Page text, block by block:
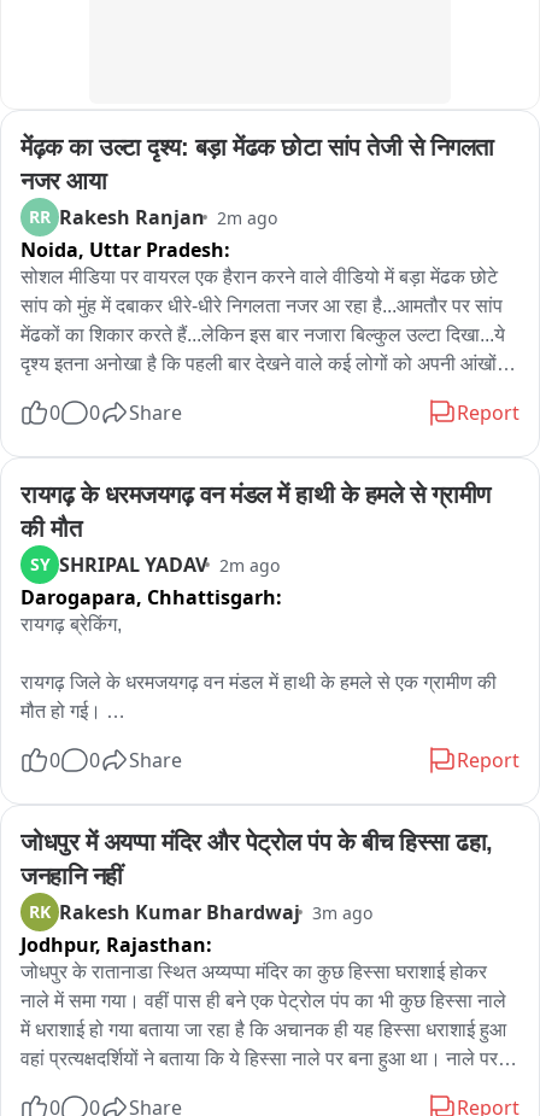
मेंढ़क का उल्टा दृश्य: बड़ा मेंढक छोटा सांप तेजी से निगलता
नजर आया
RR Rakesh Ranjan 2m ago
Noida, Uttar Pradesh:
सोशल मीडिया पर वायरल एक हैरान करने वाले वीडियो में बड़ा मेंढक छोटे
सांप को मुंह में दबाकर धीरे-धीरे निगलता नजर आ रहा है...आमतौर पर सांप
मेंढकों का शिकार करते हैं...लेकिन इस बार नजारा बिल्कुल उल्टा दिखा...ये
दृश्य इतना अनोखा है कि पहली बार देखने वाले कई लोगों को अपनी आंखों पर
प्रकृति ने फिर किया हैरान
0 0 Share Report
रायगढ़ के धरमजयगढ़ वन मंडल में हाथी के हमले से ग्रामीण
की मौत
SY SHRIPAL YADAV 2m ago
Darogapara, Chhattisgarh:
रायगढ़ ब्रेकिंग,
रायगढ़ जिले के धरमजयगढ़ वन मंडल में हाथी के हमले से एक ग्रामीण की
मौत हो गई।
घटना बाकारुमा रेंज क्षेत्र की बताई जा रही है। जंगल से हाथी के बस्ती में
हमला कर दिया।
मृतक की पहचान जमवीरा निवासी रतन गुप्ता उर्फ चंदन के रूप में हुई है।
हाथी के हमले में गंभीर रूप से घायल ग्रामीण की मौत हो गई।
धरमजयगढ़ वन मंडल में फिलहाल 130 हाथियों का दल मौजूद है, जिससे
आसपास के ग्रामीणों में दहशत का माहौल है।
0 0 Share Report
जोधपुर में अयप्पा मंदिर और पेट्रोल पंप के बीच हिस्सा ढहा,
जनहानि नहीं
RK Rakesh Kumar Bhardwaj 3m ago
Jodhpur, Rajasthan:
जोधपुर के रातानाडा स्थित अय्यप्पा मंदिर का कुछ हिस्सा घराशाई होकर
नाले में समा गया। वहीं पास ही बने एक पेट्रोल पंप का भी कुछ हिस्सा नाले
में धराशाई हो गया बताया जा रहा है कि अचानक ही यह हिस्सा धराशाई हुआ
वहां प्रत्यक्षदर्शियों ने बताया कि ये हिस्सा नाले पर बना हुआ था। नाले पर ही
0 0 Share Report